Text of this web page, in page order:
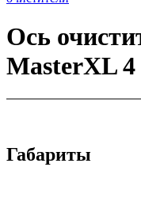
Ось
MasterXL 4
Габариты